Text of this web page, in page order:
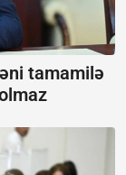
tamamilə